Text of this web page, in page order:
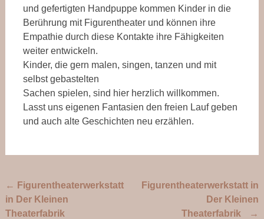
und gefertigten Handpuppe kommen Kinder in die
Berührung mit Figurentheater und können ihre
Empathie durch diese Kontakte ihre Fähigkeiten
weiter entwickeln.
Kinder, die gern malen, singen, tanzen und mit
selbst gebastelten
Sachen spielen, sind hier herzlich willkommen.
Lasst uns eigenen Fantasien den freien Lauf geben
und auch alte Geschichten neu erzählen.
Beitragsnavigation
← Figurentheaterwerkstatt
in Der Kleinen
Theaterfabrik
Figurentheaterwerkstatt in
Der Kleinen
Theaterfabrik
→